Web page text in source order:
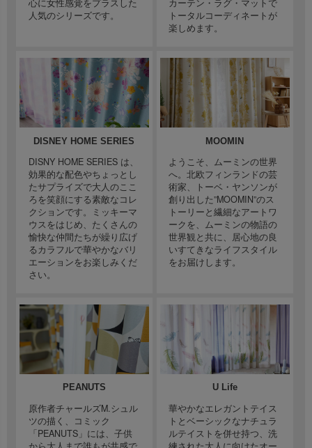
心に女性感覚をプラスした
人気のシリーズです。
カーテン・ラグ・マットで
トータルコーディネートが
楽しめます。
DISNEY HOME SERIES
DISNY HOME SERIES は、
効果的な配色やちょっとし
たサプライズで大人のここ
ろを笑顔にする素敵なコレ
クションです。ミッキーマ
ウスをはじめ、たくさんの
愉快な仲間たちが繰り広げ
るカラフルで華やかなバリ
エーションをお楽しみくだ
さい。
MOOMIN
ようこそ、ムーミンの世界
へ。北欧フィンランドの芸
術家、トーベ・ヤンソンが
創り出した”MOOMIN”のス
トーリーと繊細なアートワ
ークを、ムーミンの物語の
世界観と共に、居心地の良
いすてきなライフスタイル
をお届けします。
PEANUTS
原作者チャールズM.シュル
ツの描く、コミック
「PEANUTS」には、子供
U Life
華やかなエレガントテイス
トとベーシックなナチュラ
ルテイストを併せ持つ、洗